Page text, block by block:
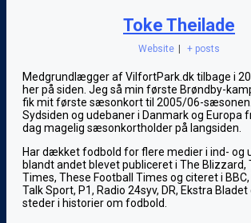
Toke Theilade
Website | + posts
Medgrundlægger af VilfortPark.dk tilbage i
her på siden. Jeg så min første Brøndby-
fik mit første sæsonkort til 2005/06-
Sydsiden og udebaner i Danmark og Europa
dag magelig sæsonkortholder på langsiden.
Har dækket fodbold for flere medier i ind- og
blandt andet blevet publiceret i The Blizzard,
Times, These Football Times og citeret i
Talk Sport, P1, Radio 24syv, DR, Ekstra
steder i historier om fodbold.